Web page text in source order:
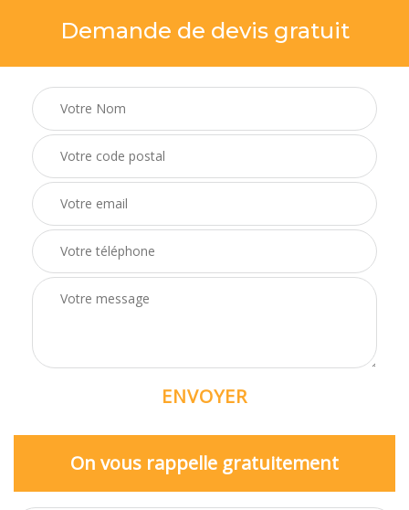
Demande de devis gratuit
On vous rappelle gratuitement